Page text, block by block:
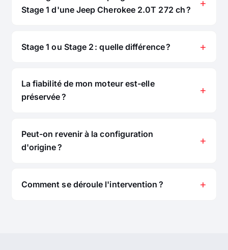
Stage 1 d'une Jeep Cherokee 2.0T 272 ch ?
Stage 1 ou Stage 2 : quelle différence ?
La fiabilité de mon moteur est-elle
préservée ?
Peut-on revenir à la configuration
d'origine ?
Comment se déroule l'intervention ?